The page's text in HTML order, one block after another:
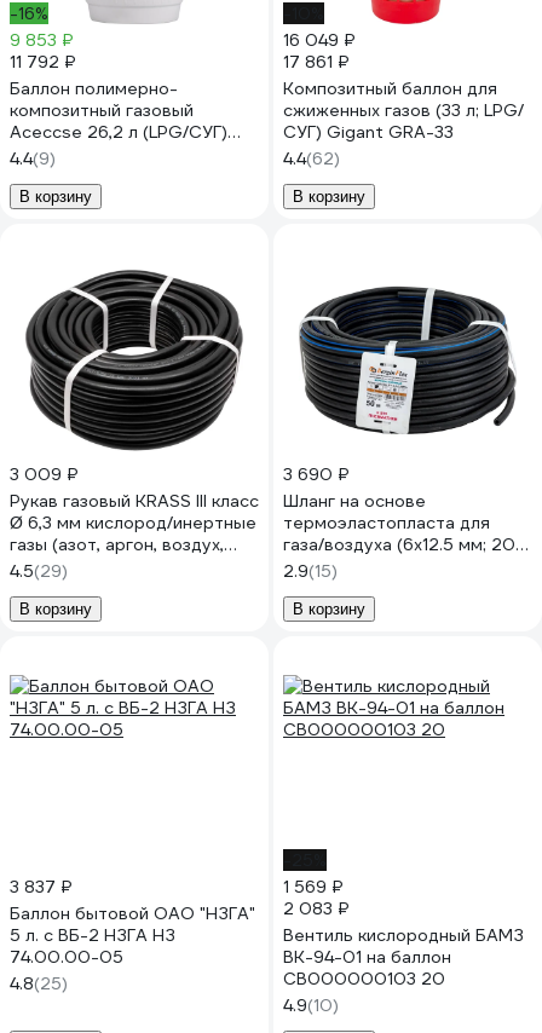
-16%
9 853 ₽
11 792 ₽
Баллон полимерно-
композитный газовый
Aceccse 26,2 л (LPG/СУГ)
Composite ACE26.2RW
4.4(9)
В корзину
16 049 ₽
17 861 ₽
Композитный баллон для
сжиженных газов (33 л; LPG/
СУГ) Gigant GRA-33
4.4(62)
В корзину
3 009 ₽
Рукав газовый KRASS III класс
Ø 6,3 мм кислород/инертные
газы (азот, аргон, воздух,
углекислый газ и т.д.)(
черный, бухта 40м);
2921021SB
4.5(29)
В корзину
3 690 ₽
Шланг на основе
термоэластопласта для
газа/воздуха (6х12.5 мм; 20
атм.; 50 м) Berginflex TPE-S-
AG6B
2.9(15)
В корзину
3 837 ₽
Баллон бытовой ОАО "НЗГА"
5 л. с ВБ-2 НЗГА НЗ
74.00.00-05
4.8(25)
1 569 ₽
2 083 ₽
Вентиль кислородный БАМЗ
ВК-94-01 на баллон
СВ000000103 20
4.9(10)